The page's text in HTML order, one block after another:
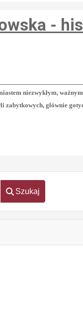
Szukaj
-
niezwykłym,
zabytkowych, głównie